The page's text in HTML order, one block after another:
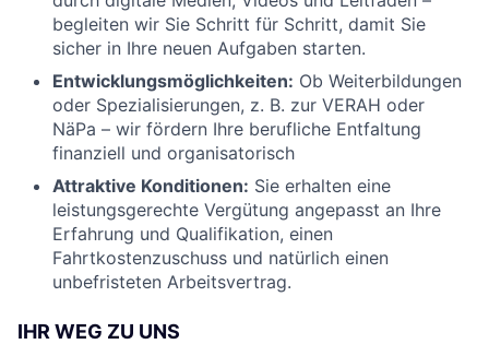
begleiten wir Sie Schritt für Schritt, damit Sie
sicher in Ihre neuen Aufgaben starten.
Entwicklungsmöglichkeiten: Ob Weiterbildungen
oder Spezialisierungen, z. B. zur VERAH oder
NäPa – wir fördern Ihre berufliche Entfaltung
finanziell und organisatorisch
Attraktive Konditionen: Sie erhalten eine
leistungsgerechte Vergütung angepasst an Ihre
Erfahrung und Qualifikation, einen
Fahrtkostenzuschuss und natürlich einen
unbefristeten Arbeitsvertrag.
IHR WEG ZU UNS